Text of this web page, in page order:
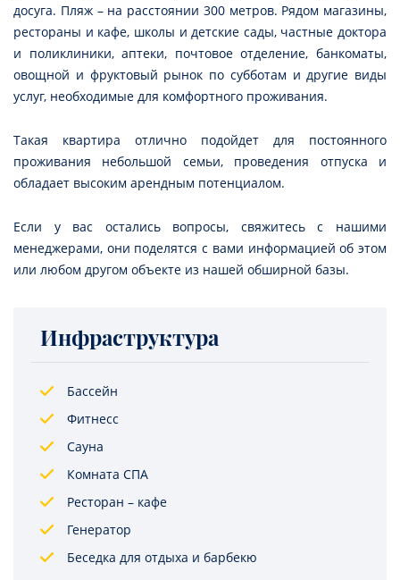
досуга. Пляж – на расстоянии 300 метров. Рядом магазины,
рестораны и кафе, школы и детские сады, частные доктора
и поликлиники, аптеки, почтовое отделение, банкоматы,
овощной и фруктовый рынок по субботам и другие виды
услуг, необходимые для комфортного проживания.
Такая квартира отлично подойдет для постоянного
проживания небольшой семьи, проведения отпуска и
обладает высоким арендным потенциалом.
Если у вас остались вопросы, свяжитесь с нашими
менеджерами, они поделятся с вами информацией об этом
или любом другом объекте из нашей обширной базы.
Инфраструктура
Бассейн
Фитнесс
Сауна
Комната СПА
Ресторан – кафе
Генератор
Беседка для отдыха и барбекю